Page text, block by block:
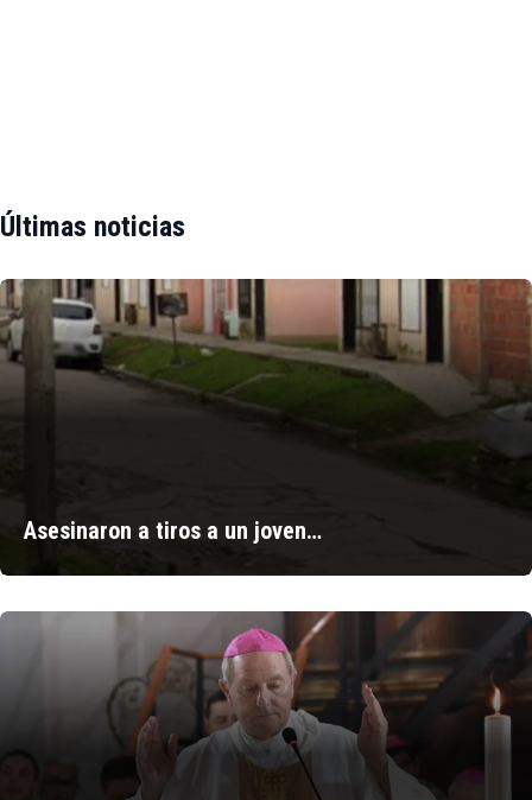
Últimas noticias
Asesinaron a tiros a un joven…